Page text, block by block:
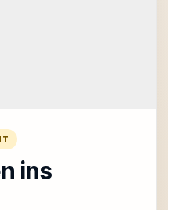
ins